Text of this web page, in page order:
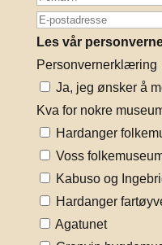
Les vår
Personvernerklæring
Ja, jeg ønsker å
Kva for nokre
Hardanger
Voss
Kabuso og
Hardanger
Agatunet